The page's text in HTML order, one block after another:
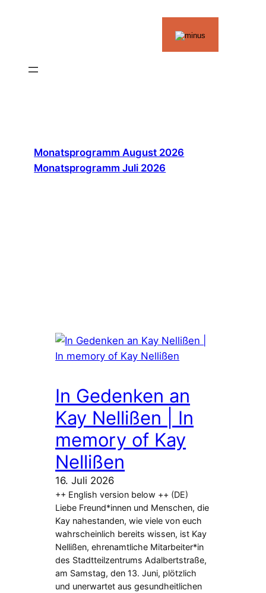
Monatsprogramm August 2026
Monatsprogramm Juli 2026
In Gedenken an
Kay Nellißen | In
memory of Kay
Nellißen
16. Juli 2026
++ English version below ++ (DE)
Liebe Freund*innen und Menschen, die
Kay nahestanden, wie viele von euch
wahrscheinlich bereits wissen, ist Kay
Nellißen, ehrenamtliche Mitarbeiter*in
des Stadtteilzentrums Adalbertstraße,
am Samstag, den 13. Juni, plötzlich
und unerwartet aus gesundheitlichen